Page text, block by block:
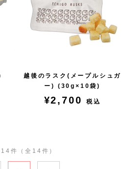
越後のラスク(メープルシュガ
ー) (30g×10袋)
¥2,700税込
件（全14件）